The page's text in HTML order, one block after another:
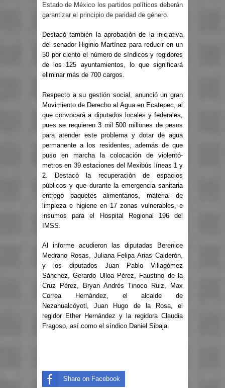
Estado de México los partidos políticos deberán
garantizar el principio de paridad de género.
Destacó también la aprobación de la iniciativa
del senador Higinio Martínez para reducir en un
50 por ciento el número de síndicos y regidores
de los 125 ayuntamientos, lo que significará
eliminar más de 700 cargos.
Respecto a su gestión social, anunció un gran
Movimiento de Derecho al Agua en Ecatepec, al
que convocará a diputados locales y federales,
pues se requieren 3 mil 500 millones de pesos
para atender este problema y dotar de agua
permanente a los residentes, además de que
puso en marcha la colocación de violentó-
metros en 39 estaciones del Mexibús líneas 1 y
2. Destacó la recuperación de espacios
públicos y que durante la emergencia sanitaria
entregó paquetes alimentarios, material de
limpieza e higiene en 17 zonas vulnerables, e
insumos para el Hospital Regional 196 del
IMSS.
Al informe acudieron las diputadas Berenice
Medrano Rosas, Juliana Felipa Arias Calderón,
y los diputados Juan Pablo Villagómez
Sánchez, Gerardo Ulloa Pérez, Faustino de la
Cruz Pérez, Bryan Andrés Tinoco Ruiz, Max
Correa Hernández, el alcalde de
Nezahualcóyotl, Juan Hugo de la Rosa, el
regidor Ether Hernández y la regidora Claudia
Fragoso, así como el síndico Daniel Sibaja.
Share on Facebook